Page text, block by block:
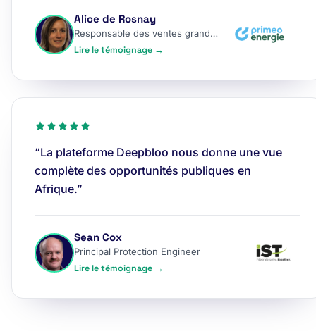
Alice de Rosnay
Responsable des ventes grands comptes
Lire le témoignage →
“La plateforme Deepbloo nous donne une vue
complète des opportunités publiques en
Afrique.”
Sean Cox
Principal Protection Engineer
Lire le témoignage →